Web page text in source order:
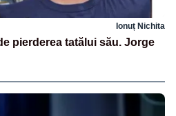
Ionuț Nichita
pierderea tatălui său. Jorge